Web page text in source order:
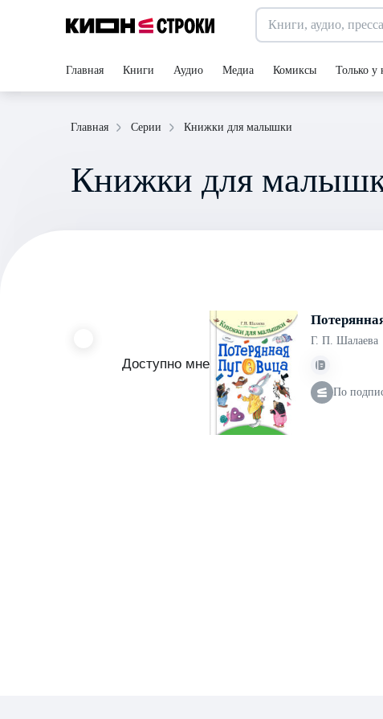
Главная Книги Аудио Медиа Комиксы Только у
Главная Серии Книжки для малышки
Книжки для
Доступно мне
Г. П. Шалаева
По